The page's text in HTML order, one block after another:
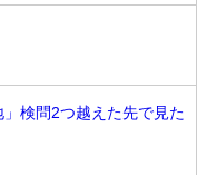
」検問2つ越えた先で見た